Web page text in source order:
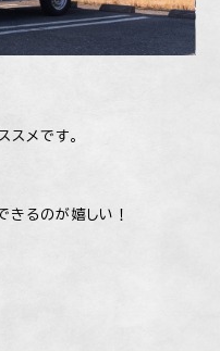
メです。
きるのが嬉しい！